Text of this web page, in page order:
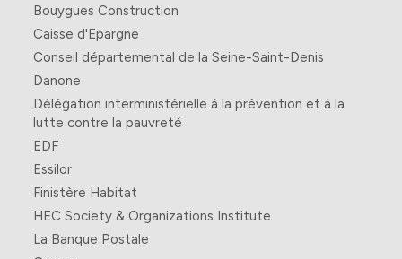
Bouygues Construction
Caisse d'Epargne
Conseil départemental de la Seine-Saint-Denis
Danone
Délégation interministérielle à la prévention et à la
lutte contre la pauvreté
EDF
Essilor
Finistère Habitat
HEC Society & Organizations Institute
La Banque Postale